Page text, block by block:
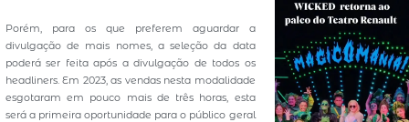
Porém, para os que preferem aguardar a
divulgação de mais nomes, a seleção da data
poderá ser feita após a divulgação de todos os
headliners. Em 2023, as vendas nesta modalidade
esgotaram em pouco mais de três horas, esta
será a primeira oportunidade para o público geral